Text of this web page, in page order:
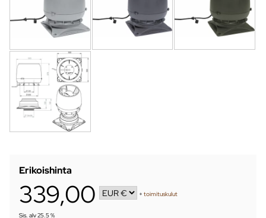
Erikoishinta
339,00 +toimituskulut
Sis. alv 25.5 %